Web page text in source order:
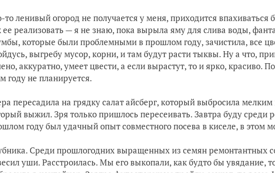
то ленивый огород не получается у меня, приходится впахиваться
ее реализовать — я не знаю, пока вырыла яму для слива воды,
которые были проблемными в прошлом году, зачистила, все
выгребу мусор, корни, и там будут расти тыквы. Ну а что,
аккуратно, умеет цвести, а если вырастут, то и ярко, красиво.
году не планируется.
пересадила на грядку салат айсберг, который выбросила
выжил. Зря только пришлось пересеивать. Завтра буду среди
году был удачный опыт совместного посева в киселе, в этом
Среди прошлогодних выращенных из семян ремонтантных
уши. Расстроилась. Мы его выкопали, как будто бы увядание,